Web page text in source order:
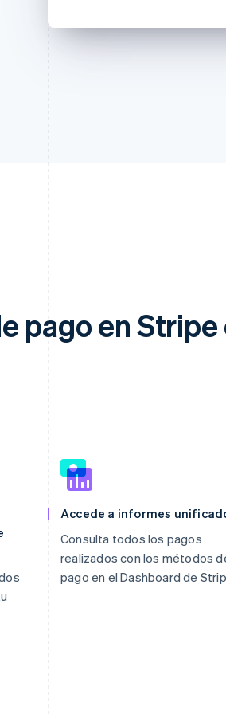
pago en Stripe
Accede a informes
Consulta todos los pagos
realizados con los métodos
pago en el Dashboard de